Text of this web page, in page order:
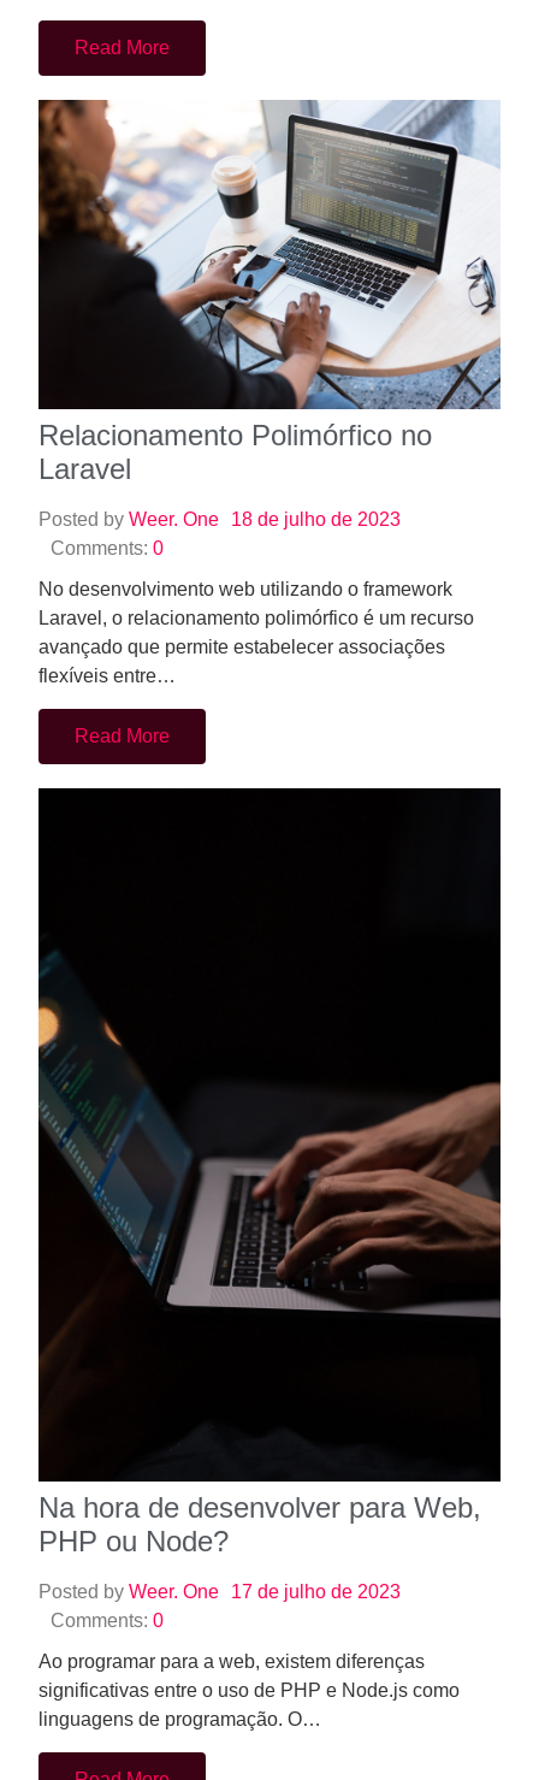
Read More
Relacionamento Polimórfico no
Laravel
Posted by Weer. One
18 de julho de 2023
Comments: 0
No desenvolvimento web utilizando o framework
Laravel, o relacionamento polimórfico é um recurso
avançado que permite estabelecer associações
flexíveis entre…
Read More
Na hora de desenvolver para Web,
PHP ou Node?
Posted by Weer. One
17 de julho de 2023
Comments: 0
Ao programar para a web, existem diferenças
significativas entre o uso de PHP e Node.js como
linguagens de programação. O…